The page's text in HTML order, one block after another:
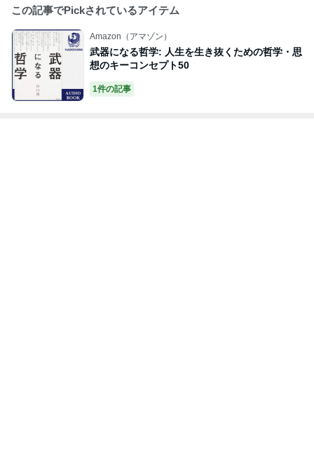
この記事でPickされているアイテム
Amazon（アマゾン）
武器になる哲学: 人生を生き抜くための哲学・思
想のキーコンセプト50
1件の記事